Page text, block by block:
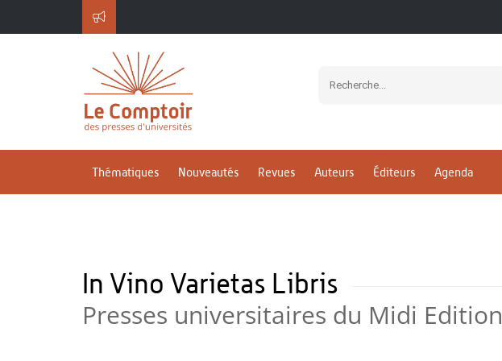
Thématiques Nouveautés Revues Auteurs Éditeurs Agenda
In Vino Varietas Libris
Presses universitaires du Midi Edition